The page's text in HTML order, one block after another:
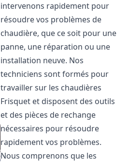
intervenons rapidement pour
résoudre vos problèmes de
chaudière, que ce soit pour une
panne, une réparation ou une
installation neuve. Nos
techniciens sont formés pour
travailler sur les chaudières
Frisquet et disposent des outils
et des pièces de rechange
nécessaires pour résoudre
rapidement vos problèmes.
Nous comprenons que les